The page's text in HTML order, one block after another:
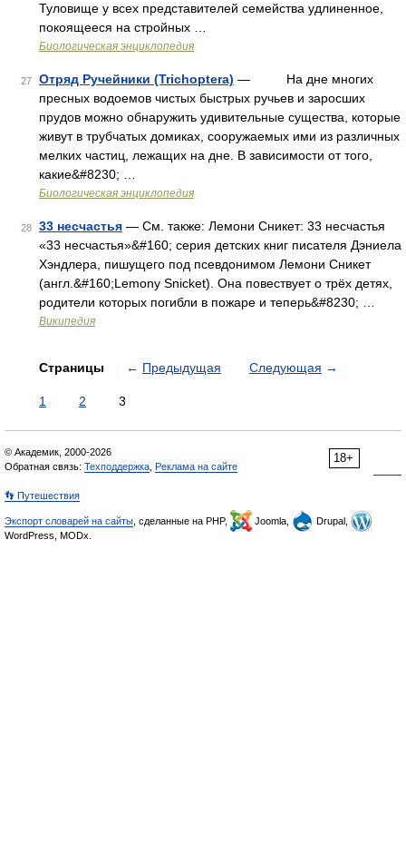
Туловище у всех представителей семейства удлиненное,
покоящееся на стройных …
Биологическая энциклопедия
27 Отряд Ручейники (Trichoptera) — На дне многих
пресных водоемов чистых быстрых ручьев и заросших
прудов можно обнаружить удивительные существа, которые
живут в трубчатых домиках, сооружаемых ими из различных
мелких частиц, лежащих на дне. В зависимости от того,
какие&#8230; …
Биологическая энциклопедия
28 33 несчастья — См. также: Лемони Сникет: 33 несчастья
«33 несчастья»&#160; серия детских книг писателя Дэниела
Хэндлера, пишущего под псевдонимом Лемони Сникет
(англ.&#160;Lemony Snicket). Она повествует о трёх детях,
родители которых погибли в пожаре и теперь&#8230; …
Википедия
Страницы ← Предыдущая Следующая →
1 2 3
18+
© Академик, 2000-2026
Обратная связь: Техподдержка Реклама на сайте
👣 Путешествия
Экспорт словарей на сайты , сделанные на PHP, Joomla,
Drupal,
WordPress, MODx.